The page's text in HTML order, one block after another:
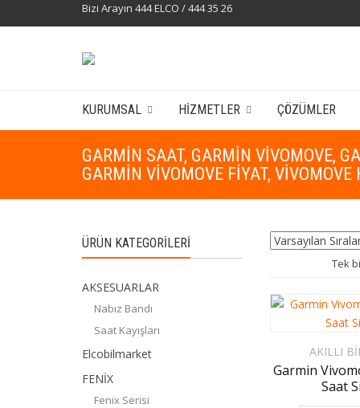
Bizi Arayın 444 ELCO / 444 35 26
KURUMSAL HIZMETLER ÇÖZÜMLER
GARMIN SAAT, GARMIN VIVOMOVE,
GARMIN VIVOMOVE FIYAT, VIVOMOVE
Tek
AKILLI
Garmin
Saat
ÜRÜN KATEGORILERI
AKSESUARLAR
Nabız Bandı
Saat Kayışları
Elcobilmarket
FENİX
Fenix Serisi